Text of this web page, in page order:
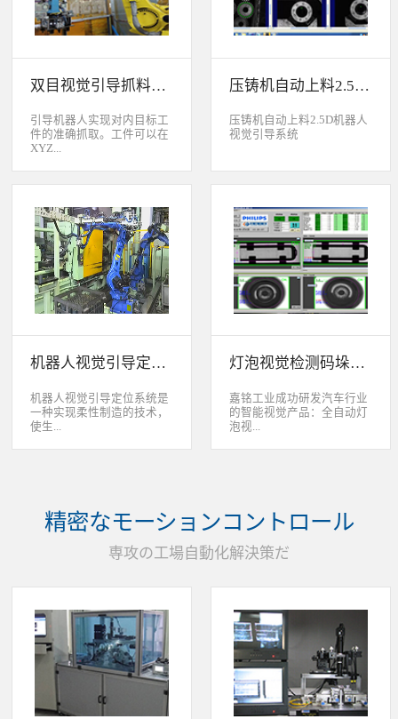
双目视觉引导抓料系统
引导机器人实现对内目标工
件的准确抓取。工件可以在
XYZ...
差，3D视觉定位系统能够根
据工件的三维特征信息，准
确获取工件的三维位置信
息。该系统可广泛应用于各
类生产线上物料搬运、装
配、上架、下架等。 系统
采用最先进的2D、2.5D和
3D视觉定位技术，引导机器
空间内目标工件的准确抓
上存在位移和角度偏差，3D
的三维特征信息，准确获取
工件的三维位置信息。该系
统可广泛应用于各类生产线
上物料搬运、装配、上架、
下架等。
压铸机自动上料2.5D机器人视觉引导系统
压铸机自动上料2.5D机器人
视觉引导系统
机器人视觉引导定位系统
机器人视觉引导定位系统是
一种实现柔性制造的技术，
使生...
器视觉系统还能在处理或组
装产品的同时对其进行检
和数据矩阵代码。功能介绍
少了人力成本，大幅度的提
高了生产力，为客户创造了
显著的经济效益和社会效
益。应用机器视觉引导机器
人是一种实现柔性制造的技
术，使生产线很容易适应产
品的变化、不同的位置及方
向，定位取放的零件或指导
灯泡视觉检测码垛系统
嘉铭工业成功研发汽车行业
的智能视觉产品：全自动灯
泡视...
泡、裂纹、脏污、气线；灯
头上的顶锡缺失、顶丝外
外露、脏污、灯头角度；剔
精密なモーションコントロール
専攻の工場自動化解決策だ